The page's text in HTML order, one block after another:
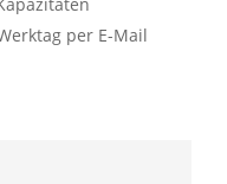
per E-Mail